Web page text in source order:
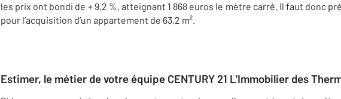
les prix ont bondi de + 9,2 %, atteignant 1 868 euros le mètre carré. Il faut donc
pour l’acquisition d’un appartement de 63,2 m².
Estimer, le métier de votre équipe CENTURY 21 L'Immobilier des